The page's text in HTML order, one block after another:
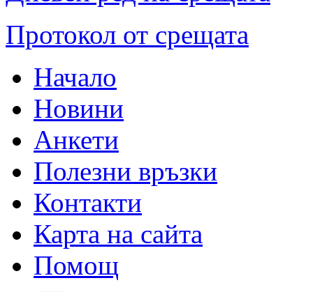
Протокол от срещата
Начало
Новини
Анкети
Полезни връзки
Контакти
Карта на сайта
Помощ